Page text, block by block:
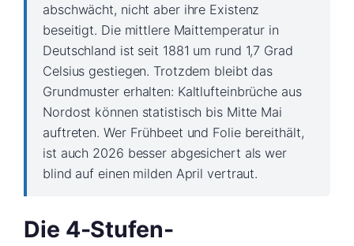
abschwächt, nicht aber ihre Existenz
beseitigt. Die mittlere Maittemperatur in
Deutschland ist seit 1881 um rund 1,7 Grad
Celsius gestiegen. Trotzdem bleibt das
Grundmuster erhalten: Kaltlufteinbrüche aus
Nordost können statistisch bis Mitte Mai
auftreten. Wer Frühbeet und Folie bereithält,
ist auch 2026 besser abgesichert als wer
blind auf einen milden April vertraut.
Die 4-Stufen-